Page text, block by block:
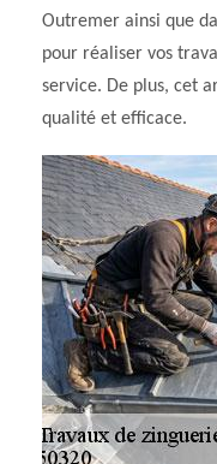
Outremer ainsi que
pour réaliser vos
service. De plus, cet
qualité et efficace.